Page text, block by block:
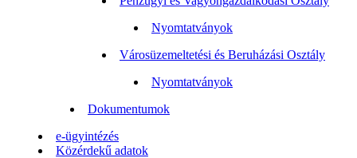
Nyomtatványok
Városüzemeltetési és Beruházási Osztály
Nyomtatványok
Dokumentumok
e-ügyintézés
Közérdekű adatok